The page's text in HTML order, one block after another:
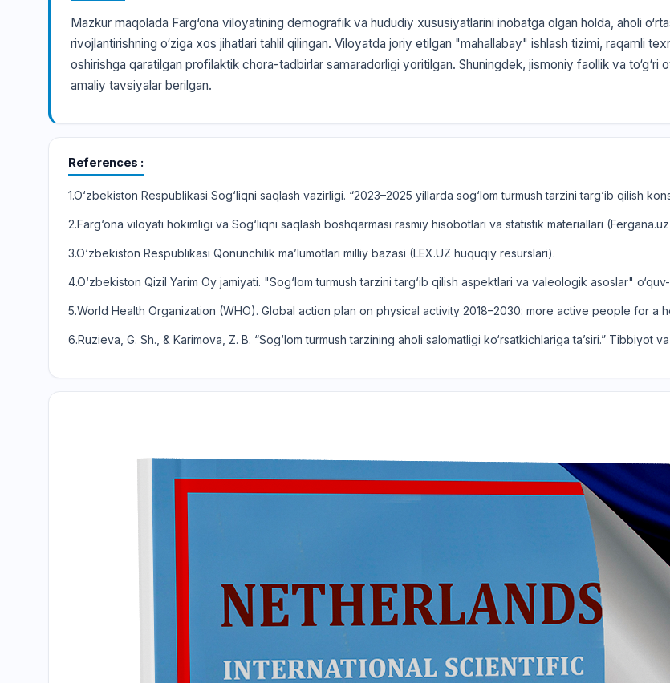
Mazkur maqolada Farg‘ona viloyatining demografik va hududiy xususiyatlarini inobatga olgan holda, aholi
rivojlantirishning o‘ziga xos jihatlari tahlil qilingan. Viloyatda joriy etilgan "mahallabay" ishlash tizimi, raqamli
oshirishga qaratilgan profilaktik chora-tadbirlar samaradorligi yoritilgan. Shuningdek, jismoniy faollik va to‘g‘ri
amaliy tavsiyalar berilgan.
References
1.O‘zbekiston Respublikasi Sog‘liqni saqlash vazirligi. “2023–2025 yillarda sog‘lom turmush tarzini targ‘ib qilish
2.Farg‘ona viloyati hokimligi va Sog‘liqni saqlash boshqarmasi rasmiy hisobotlari va statistik materiallari
3.O‘zbekiston Respublikasi Qonunchilik ma’lumotlari milliy bazasi (LEX.UZ huquqiy resurslari).
4.O‘zbekiston Qizil Yarim Oy jamiyati. "Sog‘lom turmush tarzini targ‘ib qilish aspektlari va valeologik asoslar"
5.World Health Organization (WHO). Global action plan on physical activity 2018–2030: more active people for a
6.Ruzieva, G. Sh., & Karimova, Z. B. “Sog‘lom turmush tarzining aholi salomatligi ko‘rsatkichlariga ta’siri.” Tibbiyot